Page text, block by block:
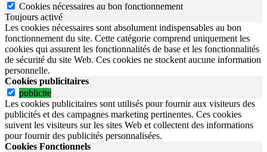
Cookies nécessaires au bon fonctionnement
Toujours activé
Les cookies nécessaires sont absolument indispensables au bon
fonctionnement du site. Cette catégorie comprend uniquement les
cookies qui assurent les fonctionnalités de base et les fonctionnalités
de sécurité du site Web. Ces cookies ne stockent aucune information
personnelle.
Cookies publicitaires
publicite
Les cookies publicitaires sont utilisés pour fournir aux visiteurs des
publicités et des campagnes marketing pertinentes. Ces cookies
suivent les visiteurs sur les sites Web et collectent des informations
pour fournir des publicités personnalisées.
Cookies Fonctionnels